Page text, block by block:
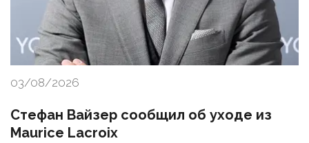
03/08/2026
Стефан Вайзер сообщил об уходе из
Maurice Lacroix